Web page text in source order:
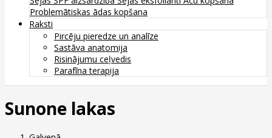
Problemātiskas ādas kopšana
Raksti
Pircēju pieredze un analīze
Sastāva anatomija
Risinājumu ceļvedis
Parafīna terapija
Sunone lakas